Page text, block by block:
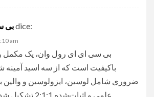
بیdice:
am
بی سی ای ای رول وان، یک
باکیفیت است که از سه اسید آمینه
ضروری شامل لوسین، ایزولوسین و والین